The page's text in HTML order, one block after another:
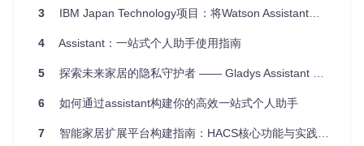
Channel和Cards之间的协作关系
二、快速上手：3分钟启动项目
如何在最短时间内体验Assistant的强大功能？只需完成以下三
前置条件：确保系统已安装Java（JRE 8+）和Leiningen
3 IBM Japan Technology项目：将Watson Assistant聊天机器人嵌入网站的完整指南
4 Assistant：一站式个人助手使用指南
5 探索未来家居的隐私守护者 —— Gladys Assistant 开源智能家居助手
6 如何通过assistant构建你的高效一站式个人助手
7 智能家居扩展平台构建指南：HACS核心功能与实践应用